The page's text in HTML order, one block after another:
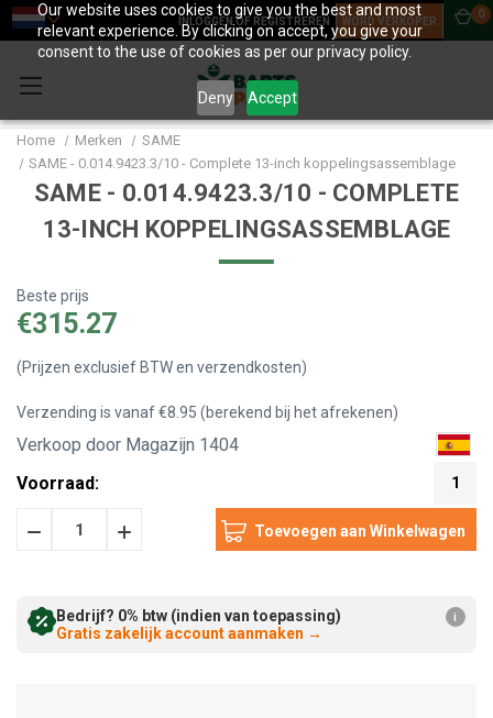
Our website uses cookies to give you the best and most
relevant experience. By clicking on accept, you give your
consent to the use of cookies as per our privacy policy.
Deny Accept
INLOGGEN OF REGISTREREN WORD VERKOPER
0
Home Merken
SAME
SAME - 0.014.9423.3/10 - Complete 13-inch koppelingsassemblage
SAME - 0.014.9423.3/10 - COMPLETE
13-INCH KOPPELINGSASSEMBLAGE
Beste prijs
€315.27
(Prijzen exclusief BTW en verzendkosten)
Verzending is vanaf €8.95 (berekend bij het afrekenen)
Verkoop door Magazijn 1404
Voorraad:
1
HoeveelheidHoeveelheid
Bedrijf? 0% btw (indien van toepassing)
Gratis zakelijk account aanmaken →
i